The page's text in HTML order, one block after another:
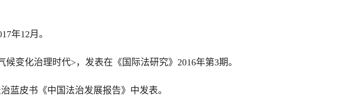
年12月。
变化治理时代>，发表在《国际法研究》2016年第3期。
蓝皮书《中国法治发展报告》中发表。